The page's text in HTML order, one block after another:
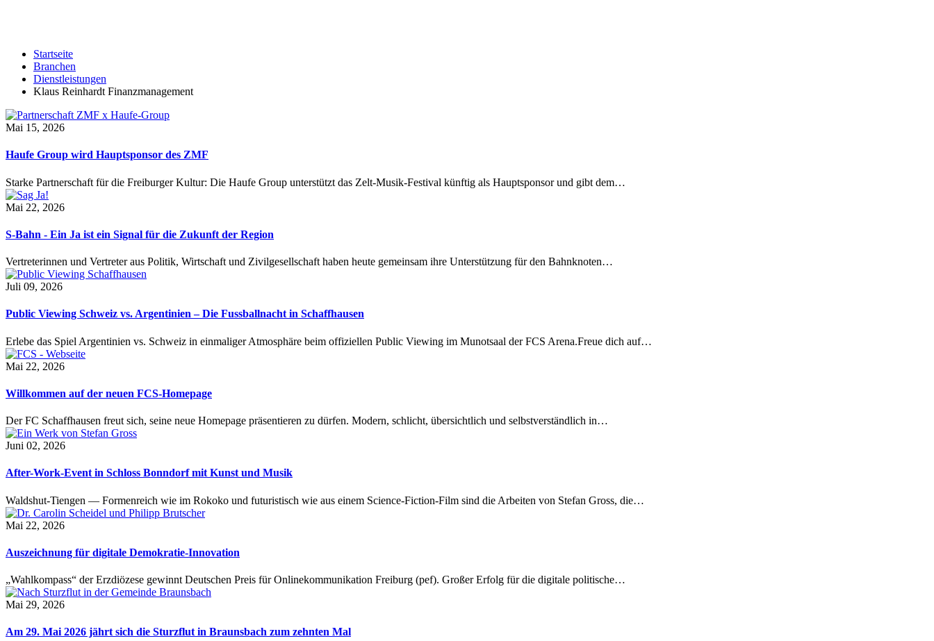
Startseite
Branchen
Dienstleistungen
Klaus Reinhardt Finanzmanagement
Mai 15, 2026
Haufe Group wird Hauptsponsor des ZMF
Starke Partnerschaft für die Freiburger Kultur: Die Haufe Group unterstützt das Zelt-Musik-Festival künftig als Hauptsponsor und gibt dem…
Mai 22, 2026
S-Bahn - Ein Ja ist ein Signal für die Zukunft der Region
Vertreterinnen und Vertreter aus Politik, Wirtschaft und Zivilgesellschaft haben heute gemeinsam ihre Unterstützung für den Bahnknoten…
Juli 09, 2026
Public Viewing Schweiz vs. Argentinien – Die Fussballnacht in Schaffhausen
Erlebe das Spiel Argentinien vs. Schweiz in einmaliger Atmosphäre beim offiziellen Public Viewing im Munotsaal der FCS Arena.Freue dich auf…
Mai 22, 2026
Willkommen auf der neuen FCS-Homepage
Der FC Schaffhausen freut sich, seine neue Homepage präsentieren zu dürfen. Modern, schlicht, übersichtlich und selbstverständlich in…
Juni 02, 2026
After-Work-Event in Schloss Bonndorf mit Kunst und Musik
Waldshut-Tiengen — Formenreich wie im Rokoko und futuristisch wie aus einem Science-Fiction-Film sind die Arbeiten von Stefan Gross, die…
Mai 22, 2026
Auszeichnung für digitale Demokratie-Innovation
„Wahlkompass“ der Erzdiözese gewinnt Deutschen Preis für Onlinekommunikation Freiburg (pef). Großer Erfolg für die digitale politische…
Mai 29, 2026
Am 29. Mai 2026 jährt sich die Sturzflut in Braunsbach zum zehnten Mal